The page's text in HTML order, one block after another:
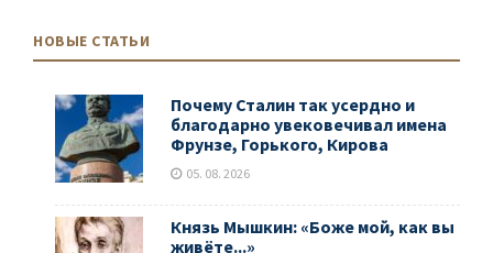
НОВЫЕ СТАТЬИ
Почему Сталин так усердно и
благодарно увековечивал имена
Фрунзе, Горького, Кирова
05. 08. 2026
Князь Мышкин: «Боже мой, как вы
живёте...»